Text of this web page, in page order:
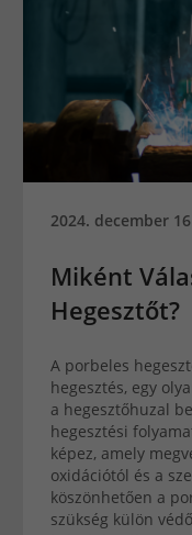
2024. december 16
Miként
Hegesztőt?
A porbeles
hegesztés, egy
a hegesztőhuzal
hegesztési
képez, amely
oxidációtól és a
köszönhetően a
szükség külön